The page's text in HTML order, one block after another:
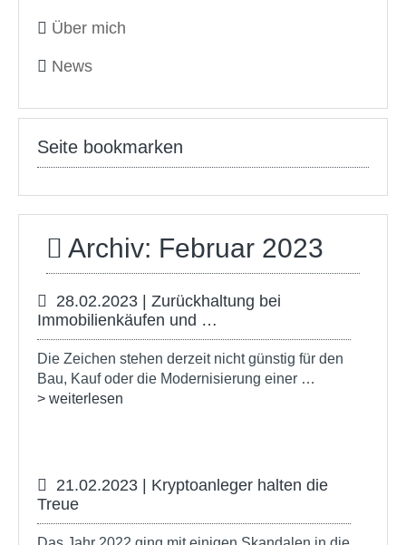
Über mich
News
Seite bookmarken
Archiv: Februar 2023
28.02.2023 | Zurückhaltung bei
Immobilienkäufen und …
Die Zeichen stehen derzeit nicht günstig für den
Bau, Kauf oder die Modernisierung einer …
> weiterlesen
21.02.2023 | Kryptoanleger halten die
Treue